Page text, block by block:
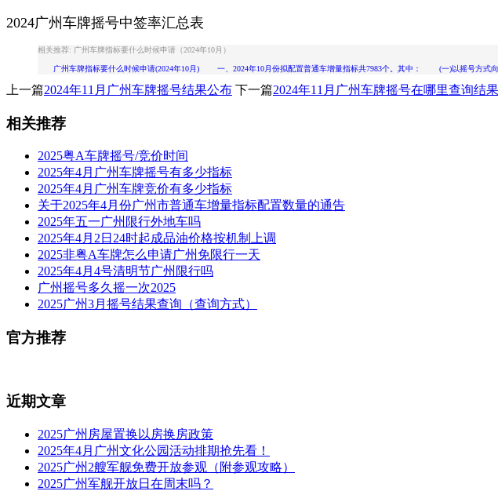
2024广州车牌摇号中签率汇总表
相关推荐: 广州车牌指标要什么时候申请（2024年10月）
广州车牌指标要什么时候申请(2024年10月) 一、2024年10月份拟配置普通车增量指标共7983个。其中： (一)以摇号方式
上一篇2024年11月广州车牌摇号结果公布 下一篇2024年11月广州车牌摇号在哪里查询结果
相关推荐
2025粤A车牌摇号/竞价时间
2025年4月广州车牌摇号有多少指标
2025年4月广州车牌竞价有多少指标
关于2025年4月份广州市普通车增量指标配置数量的通告
2025年五一广州限行外地车吗
2025年4月2日24时起成品油价格按机制上调
2025非粤A车牌怎么申请广州免限行一天
2025年4月4号清明节广州限行吗
广州摇号多久摇一次2025
2025广州3月摇号结果查询（查询方式）
官方推荐
近期文章
2025广州房屋置换以房换房政策
2025年4月广州文化公园活动排期抢先看！
2025广州2艘军舰免费开放参观（附参观攻略）
2025广州军舰开放日在周末吗？